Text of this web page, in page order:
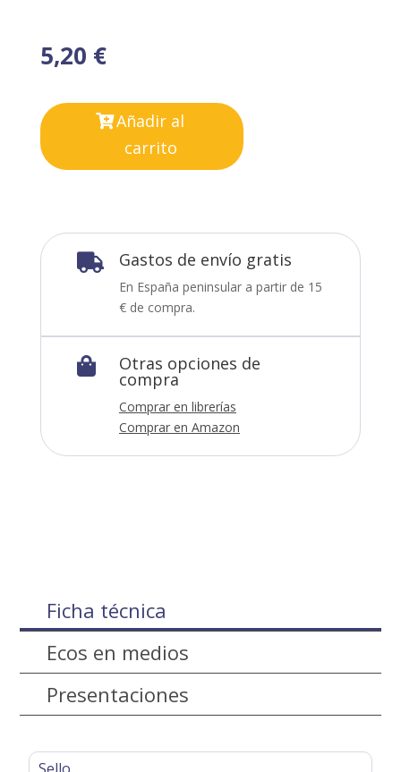
5,20 €
Añadir al
carrito
 Gastos de envío gratis
En España peninsular a partir de 15
€ de compra.
 Otras opciones de
compra
Comprar en librerías
Comprar en Amazon
Ficha técnica
Ecos en medios
Presentaciones